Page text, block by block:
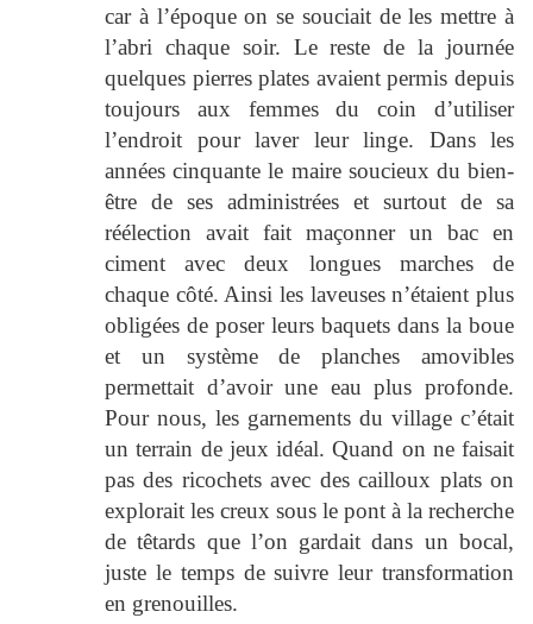
car à l’époque on se souciait de les mettre à
l’abri chaque soir. Le reste de la journée
quelques pierres plates avaient permis depuis
toujours aux femmes du coin d’utiliser
l’endroit pour laver leur linge. Dans les
années cinquante le maire soucieux du bien-
être de ses administrées et surtout de sa
réélection avait fait maçonner un bac en
ciment avec deux longues marches de
chaque côté. Ainsi les laveuses n’étaient plus
obligées de poser leurs baquets dans la boue
et un système de planches amovibles
permettait d’avoir une eau plus profonde.
Pour nous, les garnements du village c’était
un terrain de jeux idéal. Quand on ne faisait
pas des ricochets avec des cailloux plats on
explorait les creux sous le pont à la recherche
de têtards que l’on gardait dans un bocal,
juste le temps de suivre leur transformation
en grenouilles.